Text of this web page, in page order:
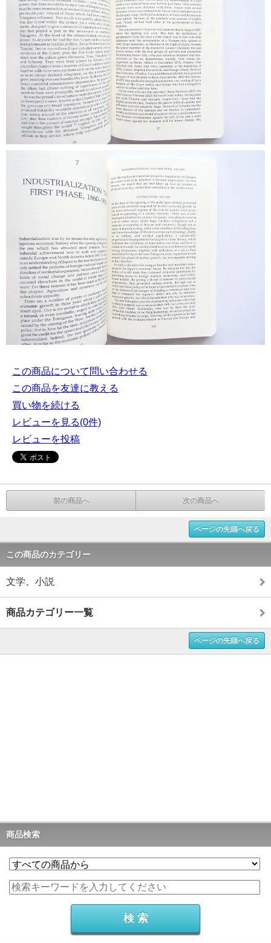
この商品について問い合わせる
この商品を友達に教える
買い物を続ける
レビューを見る(0件)
レビューを投稿
前の商品へ 次の商品へ
ページの先頭へ戻る
この商品のカテゴリー
文学、小説
商品カテゴリー一覧
ページの先頭へ戻る
商品検索